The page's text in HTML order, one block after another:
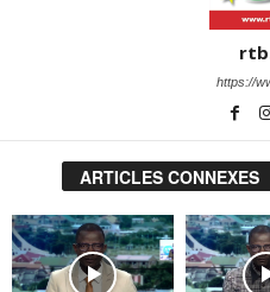
https://
ARTICLES CONNEXES